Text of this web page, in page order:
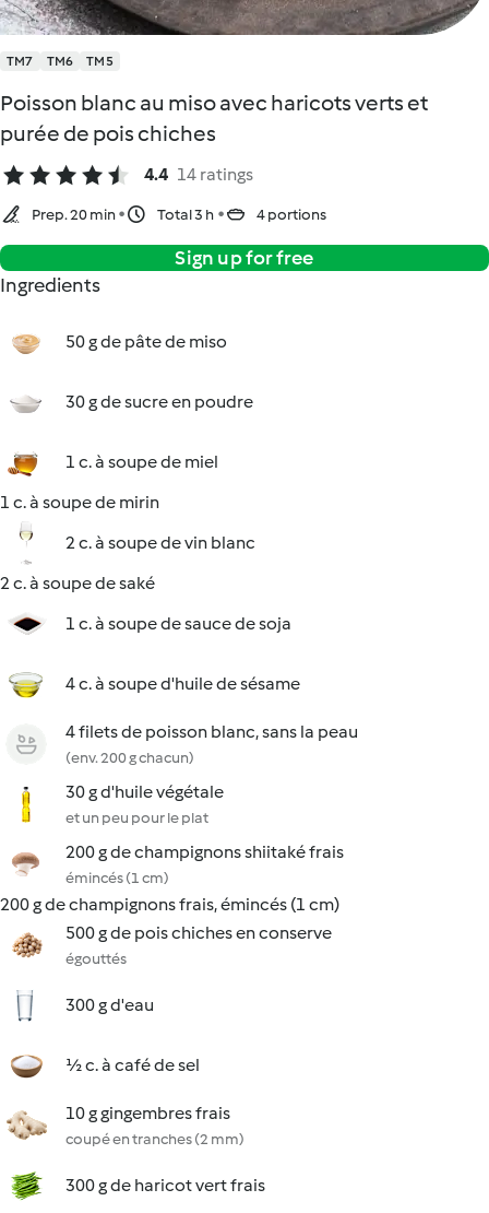
TM7 TM6 TM5
Poisson blanc au miso avec haricots verts et
purée de pois chiches
4.4 14 ratings
Prep. 20 min Total 3 h 4 portions
Sign up for free
Ingredients
50 g de pâte de miso
30 g de sucre en poudre
1 c. à soupe de miel
1 c. à soupe de mirin
2 c. à soupe de vin blanc
2 c. à soupe de saké
1 c. à soupe de sauce de soja
4 c. à soupe d'huile de sésame
4 filets de poisson blanc, sans la peau
(env. 200 g chacun)
30 g d'huile végétale
et un peu pour le plat
200 g de champignons shiitaké frais
émincés (1 cm)
200 g de champignons frais, émincés (1 cm)
500 g de pois chiches en conserve
égouttés
300 g d'eau
½ c. à café de sel
10 g gingembres frais
coupé en tranches (2 mm)
300 g de haricot vert frais